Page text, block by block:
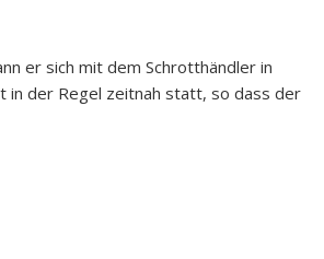
er sich mit dem Schrotthändler in
in der Regel zeitnah statt, so dass der